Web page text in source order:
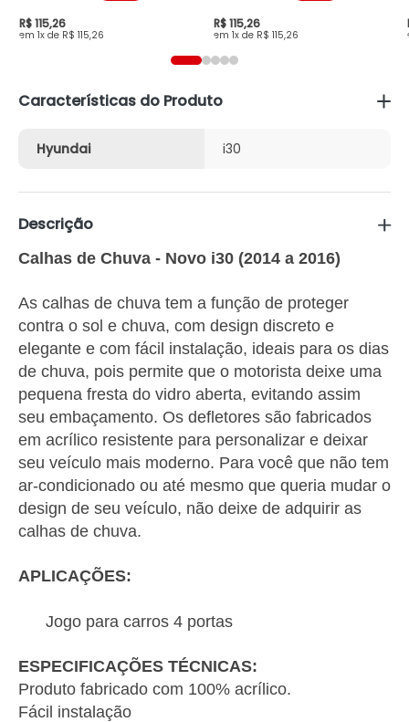
R$ 115,26
1x de R$ 115,26
R$ 115,26
1x de R$ 115,26
Características do Produto
Hyundai i30
Descrição
Calhas de Chuva - Novo i30 (2014 a 2016)
As calhas de chuva tem a função de proteger
contra o sol e chuva, com design discreto e
elegante e com fácil instalação, ideais para os dias
de chuva, pois permite que o motorista deixe uma
pequena fresta do vidro aberta, evitando assim
seu embaçamento. Os defletores são fabricados
em acrílico resistente para personalizar e deixar
seu veículo mais moderno. Para você que não tem
ar-condicionado ou até mesmo que queria mudar o
design de seu veículo, não deixe de adquirir as
calhas de chuva.
APLICAÇÕES:
Jogo para carros 4 portas
ESPECIFICAÇÕES TÉCNICAS:
Produto fabricado com 100% acrílico.
Fácil instalação